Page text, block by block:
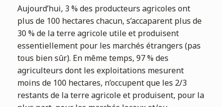
Aujourd’hui, 3 % des producteurs agricoles ont
plus de 100 hectares chacun, s’accaparent plus de
30 % de la terre agricole utile et produisent
essentiellement pour les marchés étrangers (pas
tous bien sûr). En même temps, 97 % des
agriculteurs dont les exploitations mesurent
moins de 100 hectares, n’occupent que les 2/3
restants de la terre agricole et produisent, pour la